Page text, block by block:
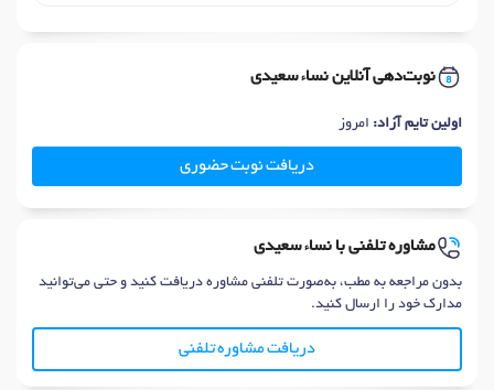
نوبت‌دهی آنلاین نساء سعیدی
اولین تایم آزاد: امروز
دریافت نوبت حضوری
مشاوره تلفنی با نساء سعیدی
بدون مراجعه به مطب، به‌صورت تلفنی مشاوره دریافت کنید و حتی می‌توانید
مدارک خود را ارسال کنید.
دریافت مشاوره تلفنی